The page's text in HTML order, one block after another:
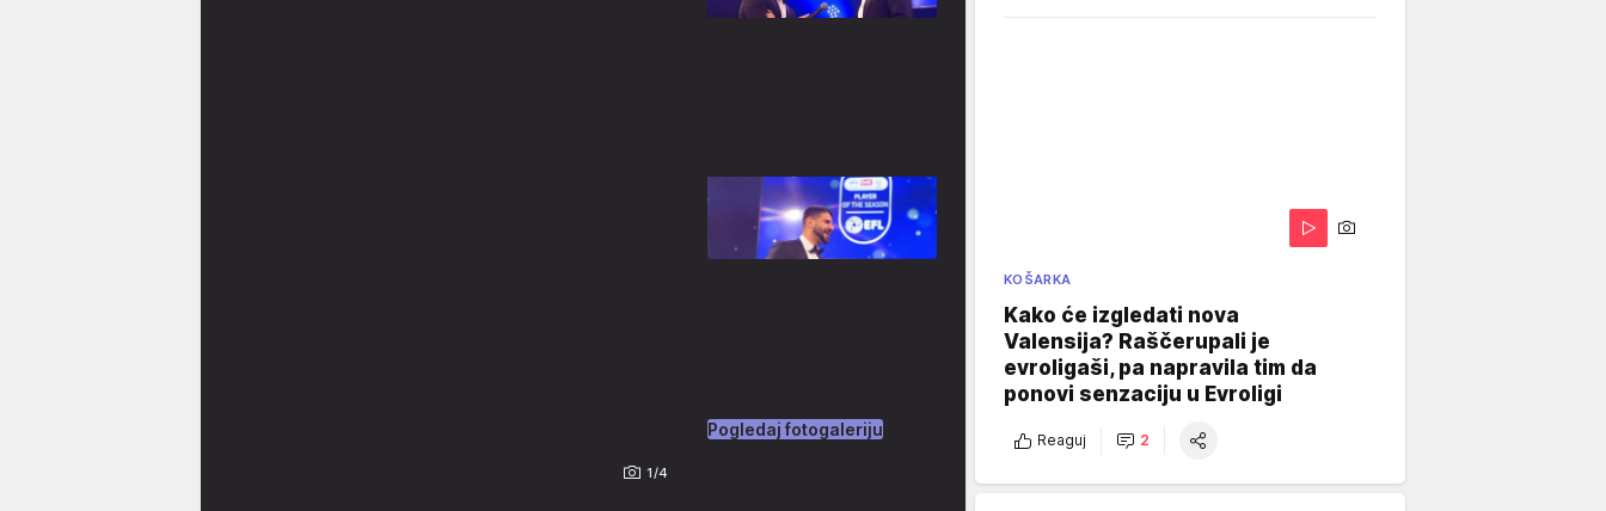
1/4
Pogledaj fotogaleriju
KOŠARKA
Kako će izgledati nova
Valensija? Raščerupali je
evroligaši, pa napravila tim da
ponovi senzaciju u Evroligi
Reaguj 2